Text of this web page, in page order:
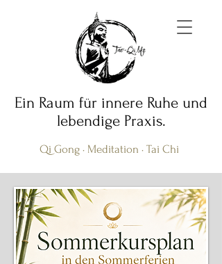
Ein Raum für innere Ruhe und
lebendige Praxis.
Qi Gong · Meditation · Tai Chi